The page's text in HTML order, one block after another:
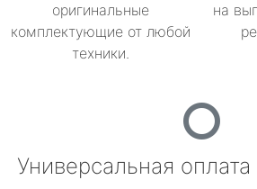
оригинальные
комплектующие от любой
техники.
на
Универсальная